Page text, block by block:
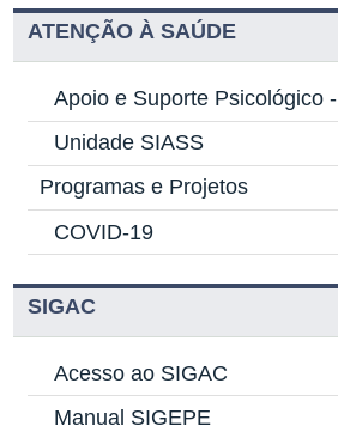
ATENÇÃO À SAÚDE
Apoio e Suporte Psicológico -
Unidade SIASS
Programas e Projetos
COVID-19
SIGAC
Acesso ao SIGAC
Manual SIGEPE